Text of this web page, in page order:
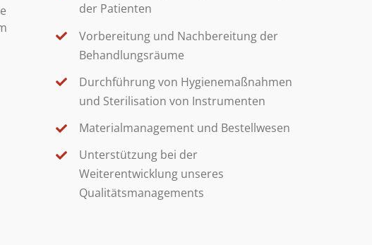
der Patienten
Vorbereitung und Nachbereitung der
Behandlungsräume
Durchführung von Hygienemaßnahmen
und Sterilisation von Instrumenten
Materialmanagement und Bestellwesen
Unterstützung bei der
Weiterentwicklung unseres
Qualitätsmanagements